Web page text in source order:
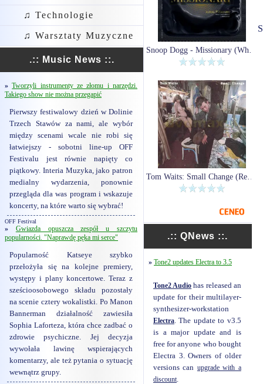
Snoop Dogg - Missionary (White Picture) (Winyl)
Tom Waits: Small Change (Remastered) [Winyl]
.:: QNews ::.
» Tone2 updates Electra to 3.5
Tone2 Audio has released an
update for their multilayer-
synthesizer-workstation
Electra . The update to v3.5
is a major update and is
free for anyone who bought
Electra 3. Owners of older
versions can upgrade with a
discount
♫ Technologie
♫ Warsztaty Muzyczne
.:: Music News ::.
» Tworzyli instrumenty ze złomu i narzędzi.
Takiego show nie można przegapić
Pierwszy festiwalowy dzień w Dolinie
Trzech Stawów za nami, ale wybór
między scenami wcale nie robi się
łatwiejszy - sobotni line-up OFF
Festivalu jest równie napięty co
piątkowy. Interia Muzyka, jako patron
medialny wydarzenia, ponownie
przegląda dla was program i wskazuje
koncerty, na które warto się wybrać!
OFF Festival
»
Gwiazda opuszcza zespół u szczytu
popularności. "Naprawdę pęka mi serce"
Popularność Katseye szybko
przełożyła się na kolejne premiery,
występy i plany koncertowe. Teraz z
sześcioosobowego składu pozostały
na scenie cztery wokalistki. Po Manon
Bannerman działalność zawiesiła
Sophia Laforteza, która chce zadbać o
zdrowie psychiczne. Jej decyzja
wywołała lawinę wspierających
komentarzy, ale też pytania o sytuację
wewnątrz grupy.